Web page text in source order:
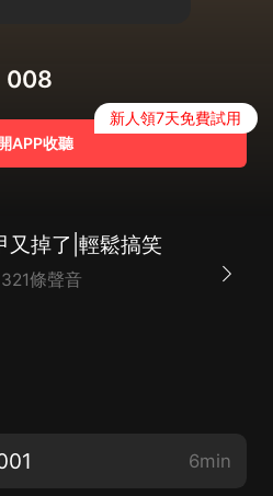
008
APP收聽
新人領7天免費試用
又掉了|輕鬆搞笑
321條聲音
6min